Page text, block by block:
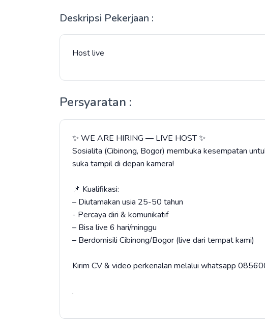
Deskripsi Pekerjaan :
Host live
Persyaratan :
✨ WE ARE HIRING — LIVE HOST ✨
Sosialita (Cibinong, Bogor) membuka kesempatan
suka tampil di depan kamera!
📌 Kualifikasi:
– Diutamakan usia 25-50 tahun
- Percaya diri & komunikatif
– Bisa live 6 hari/minggu
– Berdomisili Cibinong/Bogor (live dari tempat kami)
Kirim CV & video perkenalan melalui whatsapp
.